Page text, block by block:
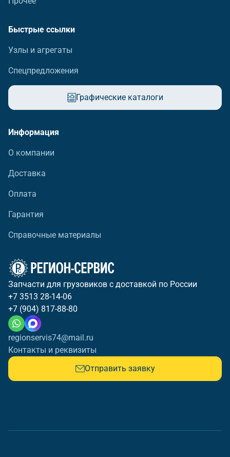
Быстрые ссылки
Узлы и агрегаты
Спецпредложения
Графические каталоги
Информация
О компании
Доставка
Оплата
Гарантия
Справочные материалы
Запчасти для грузовиков с доставкой по России
+7 3513 28-14-06
+7 (904) 817-88-80
regionservis74@mail.ru
Контакты и реквизиты
Отправить заявку